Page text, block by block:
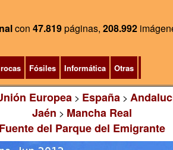
con 47.819páginas, 208.992
Fósiles Informática Otras
Europea> España>
Jaén > Mancha Real
Fuente del Parque del Emigrante